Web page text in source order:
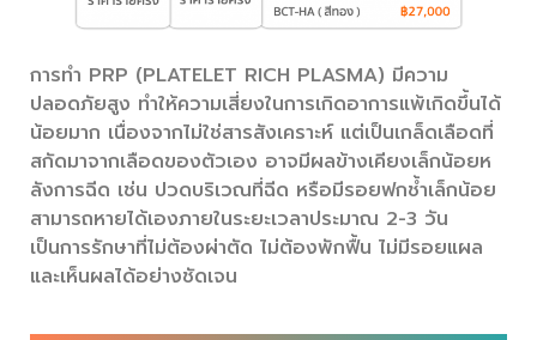
การทำ PRP (PLATELET RICH PLASMA) มีความ
ปลอดภัยสูง ทำให้ความเสี่ยงในการเกิดอาการแพ้เกิดขึ้นได้
น้อยมาก เนื่องจากไม่ใช่สารสังเคราะห์ แต่เป็นเกล็ดเลือดที่
สกัดมาจากเลือดของตัวเอง อาจมีผลข้างเคียงเล็กน้อยห
ลังการฉีด เช่น ปวดบริเวณที่ฉีด หรือมีรอยฟกช้ำเล็กน้อย
สามารถหายได้เองภายในระยะเวลาประมาณ 2-3 วัน
เป็นการรักษาที่ไม่ต้องผ่าตัด ไม่ต้องพักฟื้น ไม่มีรอยแผล
และเห็นผลได้อย่างชัดเจน